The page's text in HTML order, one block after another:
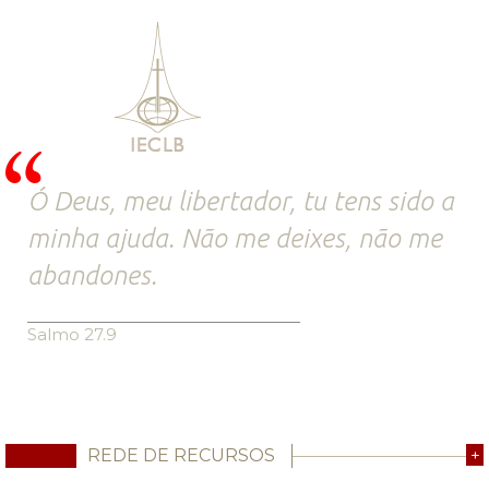
Ó Deus, meu libertador, tu tens sido a
minha ajuda. Não me deixes, não me
abandones.
Salmo 27.9
REDE DE RECURSOS +